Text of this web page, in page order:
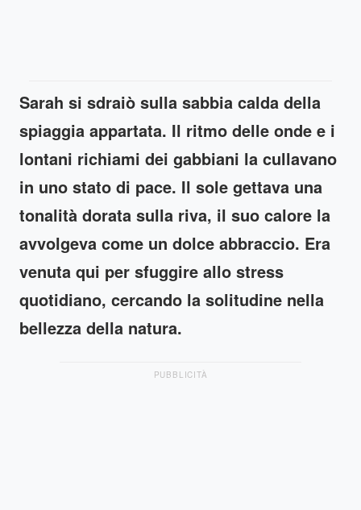
Sarah si sdraiò sulla sabbia calda della
spiaggia appartata. Il ritmo delle onde e i
lontani richiami dei gabbiani la cullavano
in uno stato di pace. Il sole gettava una
tonalità dorata sulla riva, il suo calore la
avvolgeva come un dolce abbraccio. Era
venuta qui per sfuggire allo stress
quotidiano, cercando la solitudine nella
bellezza della natura.
PUBBLICITÀ